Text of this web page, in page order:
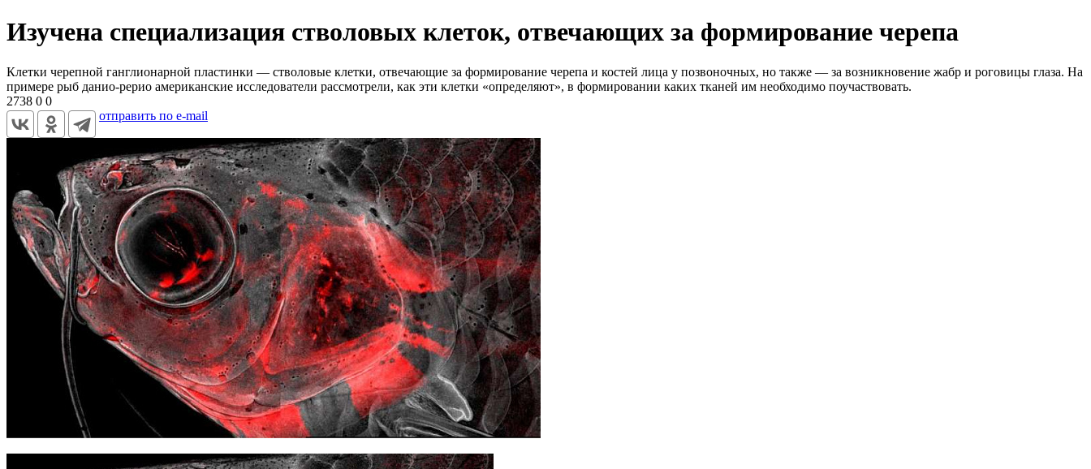
Изучена специализация стволовых клеток, отвечающих за формирование черепа
Клетки черепной ганглионарной пластинки — стволовые клетки, отвечающие за формирование черепа и костей лица у позвоночных, но также — за возникновение жабр и роговицы глаза. На
примере рыб данио-рерио американские исследователи рассмотрели, как эти клетки «определяют», в формировании каких тканей им необходимо поучаствовать.
2738 0 0
отправить по e-mail